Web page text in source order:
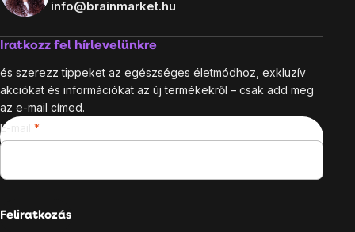
info@brainmarket.hu
Iratkozz fel hírlevelünkre
és szerezz tippeket az egészséges életmódhoz, exkluzív
akciókat és információkat az új termékekről – csak add meg
az e-mail címed.
E-mail
Feliratkozás